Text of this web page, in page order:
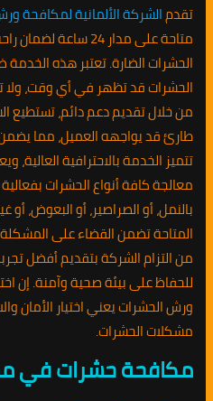
تقدمالشركة الألمانية
متاحة على مدار 24
الحشرات الضارة. تعتبر هذه
الحشرات قد تظهر في أي وقت، ولا
من خلال تقديم دعم دائم، تستطيع
طارئ قد يواجهه العميل، مما
تتميز الخدمة بالاحترافية
معالجة كافة أنواع الحشرات
بالنمل، أو الصراصير، أو البعوض، أو
المتاحة تضمن القضاء على
من التزام الشركة بتقديم أفضل
للحفاظ على بيئة صحية وآمنة. إن
ورش الحشرات يعني اختيار الأمان
مشكلات الحشرات.
مكافحة حشرات في